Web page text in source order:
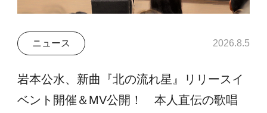
ニュース 2026.8.5
岩本公水、新曲『北の流れ星』リリースイ
ベント開催＆MV公開！ 本人直伝の歌唱